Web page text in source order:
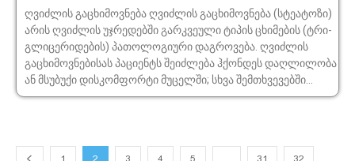
ღვიძლის გაცხიმოვნება ღვიძლის გაცხიმოვნება (სტეატოზი)
არის ღვი­­ძ­ლის უჯრედებში გარკვეული ტიპის ცხიმე­ბის (ტრი­
გლი­ცე­რი­დების) პათოლოგიური დაგ­რო­ვება. ღვიძლის
გაცხიმოვნებისას პაციენტს შეიძლება ჰქო­ნ­დეს დაღლილობა
ან მსუბუქი დისკომფორტი მუცე­ლში; სხვა შემთხვევებში...
1 2 3 4 5 31 32